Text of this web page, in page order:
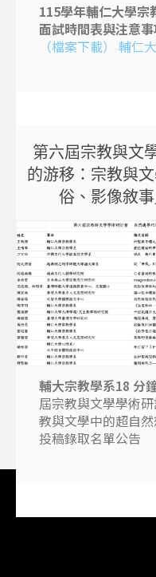
115學年輔仁大學宗
面試時間表與注意
（檔案下載）
輔仁
第六屆宗教與文
的游移：宗教與
俗、影像敘
輔大宗教學系18 分
屆宗教與文學學術
教與文學中的超自然
投稿錄取名單公告